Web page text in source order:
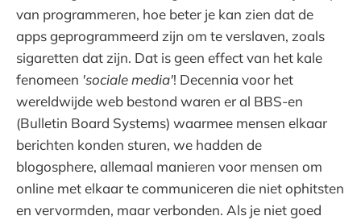
van programmeren, hoe beter je kan zien dat de
apps geprogrammeerd zijn om te verslaven, zoals
sigaretten dat zijn. Dat is geen effect van het kale
fenomeen 'sociale media'! Decennia voor het
wereldwijde web bestond waren er al BBS-en
(Bulletin Board Systems) waarmee mensen elkaar
berichten konden sturen, we hadden de
blogosphere, allemaal manieren voor mensen om
online met elkaar te communiceren die niet ophitsten
en vervormden, maar verbonden. Als je niet goed